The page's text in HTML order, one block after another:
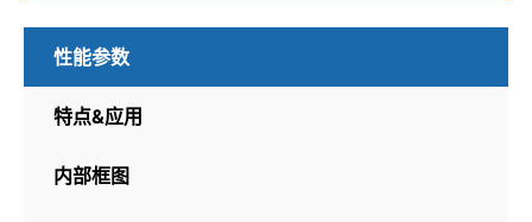
性能参数
特点&应用
内部框图